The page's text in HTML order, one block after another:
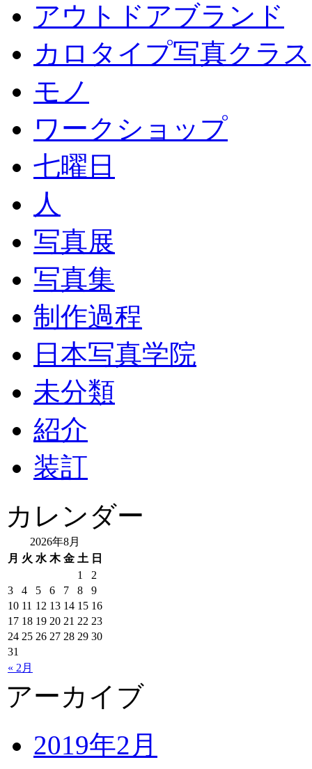
アウトドアブランド
カロタイプ写真クラス
モノ
ワークショップ
七曜日
人
写真展
写真集
制作過程
日本写真学院
未分類
紹介
装訂
カレンダー
2026年8月
月 火 水 木 金 土 日
« 2月
1
2
3
4 5 6 7 8
9
10 11 12 13 14 15 16
17 18 19 20 21 22 23
24 25 26 27 28 29 30
31
アーカイブ
2019年2月